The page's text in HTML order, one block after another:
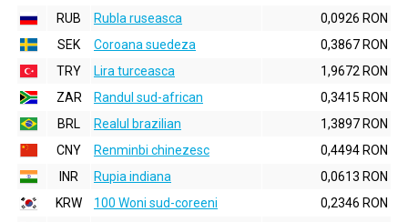
RUB
Rubla ruseasca
0,0926 RON
SEK
Coroana suedeza
0,3867 RON
TRY
Lira turceasca
1,9672 RON
ZAR
Randul sud-african
0,3415 RON
BRL
Realul brazilian
1,3897 RON
CNY
Renminbi chinezesc
0,4494 RON
INR
Rupia indiana
0,0613 RON
KRW
100 Woni sud-coreeni
0,2346 RON